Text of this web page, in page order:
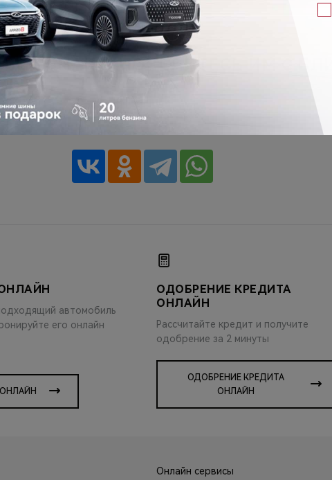
ЗНАКИ ПОДЕЛИТЕСЬ ИМ С
автомобиль
его онлайн
ОДОБРЕНИЕ КРЕДИТА
ОНЛАЙН
Рассчитайте кредит и получите
одобрение за 2 минуты
ОДОБРЕНИЕ КРЕДИТА
ОНЛАЙН
Онлайн сервисы